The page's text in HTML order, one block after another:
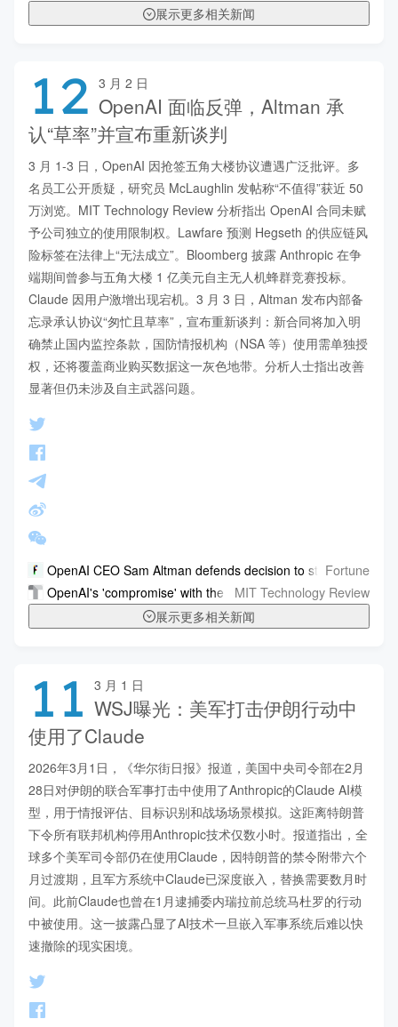
展示更多相关新闻
12 3 月 2 日
OpenAI 面临反弹，Altman 承
认“草率”并宣布重新谈判
3 月 1-3 日，OpenAI 因抢签五角大楼协议遭遇广泛批评。多
名员工公开质疑，研究员 McLaughlin 发帖称“不值得”获近 50
万浏览。MIT Technology Review 分析指出 OpenAI 合同未赋
予公司独立的使用限制权。Lawfare 预测 Hegseth 的供应链风
险标签在法律上“无法成立”。Bloomberg 披露 Anthropic 在争
端期间曾参与五角大楼 1 亿美元自主无人机蜂群竞赛投标。
Claude 因用户激增出现宕机。3 月 3 日，Altman 发布内部备
忘录承认协议“匆忙且草率”，宣布重新谈判：新合同将加入明
确禁止国内监控条款，国防情报机构（NSA 等）使用需单独授
权，还将覆盖商业购买数据这一灰色地带。分析人士指出改善
显著但仍未涉及自主武器问题。
OpenAI CEO Sam Altman defends decision to strikeFortune
OpenAI's 'compromise' with the Pentagon is what Anthropic
MIT Technology Review
展示更多相关新闻
11 3 月 1 日
WSJ曝光：美军打击伊朗行动中
使用了Claude
2026年3月1日，《华尔街日报》报道，美国中央司令部在2月
28日对伊朗的联合军事打击中使用了Anthropic的Claude AI模
型，用于情报评估、目标识别和战场场景模拟。这距离特朗普
下令所有联邦机构停用Anthropic技术仅数小时。报道指出，全
球多个美军司令部仍在使用Claude，因特朗普的禁令附带六个
月过渡期，且军方系统中Claude已深度嵌入，替换需要数月时
间。此前Claude也曾在1月逮捕委内瑞拉前总统马杜罗的行动
中被使用。这一披露凸显了AI技术一旦嵌入军事系统后难以快
速撤除的现实困境。